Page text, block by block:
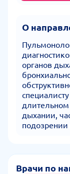
О
органов
дыхании,
подозрении
Врачи по